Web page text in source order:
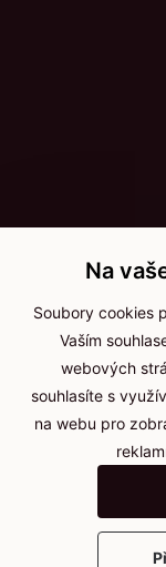
Na
Soubory cookies
Vaším
webových
souhlasíte s
na webu pro